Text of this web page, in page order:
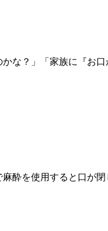
な？」「家族に『お
酔を使用すると口が